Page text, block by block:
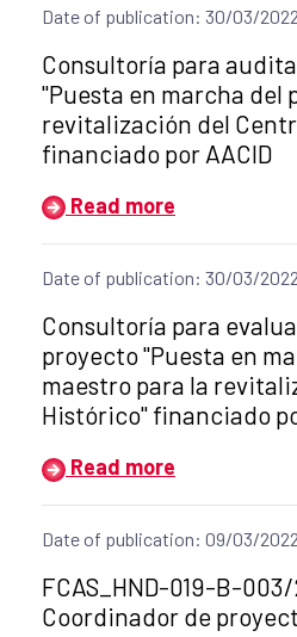
Date of publication: 30/03/2022
Title of the
Consultoría para
"Puesta en marcha del
revitalización del
financiado por AACID
Read more
Date of publication: 30/03/2022
Title of the
Consultoría para
proyecto "Puesta en
maestro para la
Histórico" financiado
Read more
Date of publication: 09/03/2022
Title of the
FCAS_HND-019-B-
Coordinador de